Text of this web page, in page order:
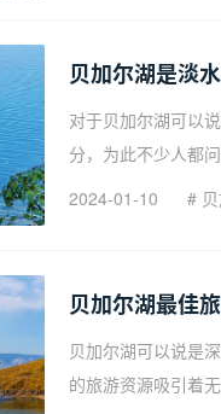
贝加尔湖是淡
对于贝加尔湖可以
分，为此不少人都
2024-01-10
#
贝加尔湖最佳
贝加尔湖可以说是
的旅游资源吸引着